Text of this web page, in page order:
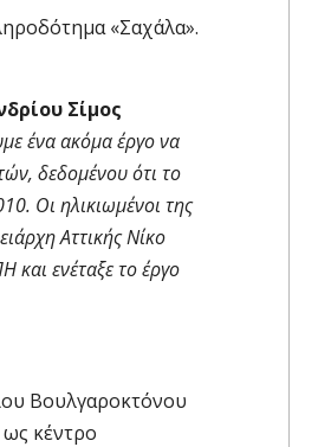
«Σαχάλα».
Σίμος
ένα ακόμα έργο να
δεδομένου ότι το
Οι ηλικιωμένοι της
Αττικής Νίκο
και ενέταξε το έργο
Βουλγαροκτόνου
κέντρο